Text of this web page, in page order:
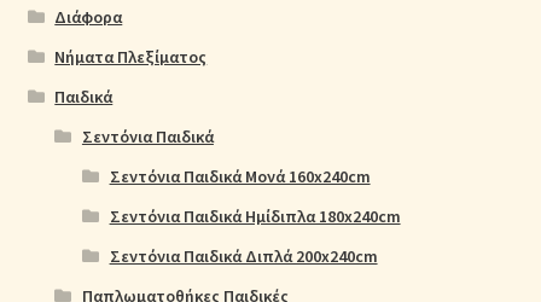
Διάφορα
Νήματα Πλεξίματος
Παιδικά
Σεντόνια Παιδικά
Σεντόνια Παιδικά Μονά 160x240cm
Σεντόνια Παιδικά Ημίδιπλα 180x240cm
Σεντόνια Παιδικά Διπλά 200x240cm
Παπλωματοθήκες Παιδικές